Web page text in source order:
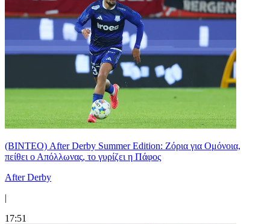
(ΒΙΝΤΕΟ) After Derby Summer Edition: Ζόρια για Ομόνοια,
πείθει ο Απόλλωνας, το γυρίζει η Πάφος
After Derby
|
17:51